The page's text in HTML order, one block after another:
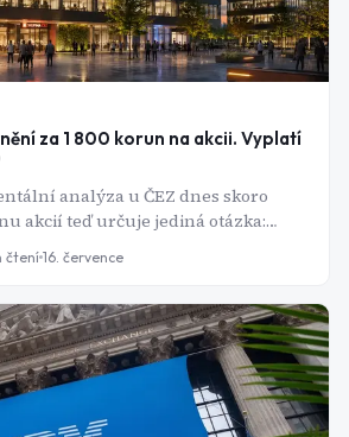
za 1 800 korun na akcii. Vyplatí
analýza u ČEZ dnes skoro
akcií teď určuje jediná otázka:
stát za vytěsnění menšinových
čtení16. července